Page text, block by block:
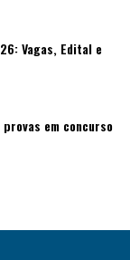
Vagas, Edital e
em concurso